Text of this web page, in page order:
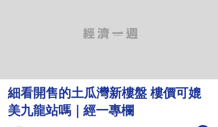
理
財
商
細看開售的土瓜灣新樓盤 樓價可媲
美九龍站嗎｜經一專欄